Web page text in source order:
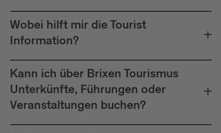
Wobei hilft mir die Tourist
Information?
Kann ich über Brixen Tourismus
Unterkünfte, Führungen oder
Veranstaltungen buchen?